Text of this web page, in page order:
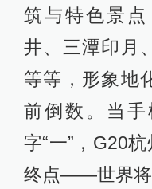
筑与特色景
井、三潭印月
等等，形象地
前倒数。当
字“一”，G20
终点——世界将